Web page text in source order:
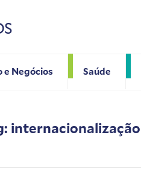
e Negócios Saúde
internacionalização